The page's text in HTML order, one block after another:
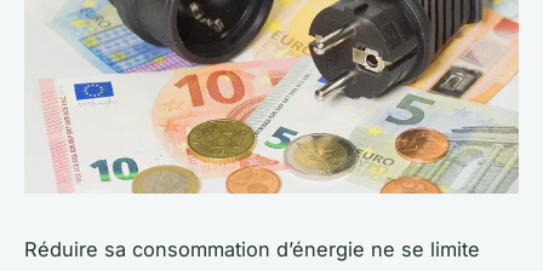
Réduire sa consommation d’énergie ne se limite